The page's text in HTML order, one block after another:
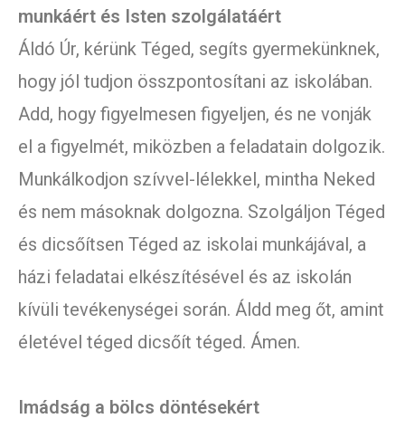
munkáért és Isten szolgálatáért
Áldó Úr, kérünk Téged, segíts gyermekünknek,
hogy jól tudjon összpontosítani az iskolában.
Add, hogy figyelmesen figyeljen, és ne vonják
el a figyelmét, miközben a feladatain dolgozik.
Munkálkodjon szívvel-lélekkel, mintha Neked
és nem másoknak dolgozna. Szolgáljon Téged
és dicsőítsen Téged az iskolai munkájával, a
házi feladatai elkészítésével és az iskolán
kívüli tevékenységei során. Áldd meg őt, amint
életével téged dicsőít téged. Ámen.
Imádság a bölcs döntésekért